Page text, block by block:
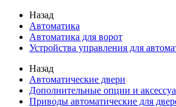
Назад
Автоматика
Автоматика для ворот
Устройства управления для
Назад
Автоматические двери
Дополнительные опции и
Приводы автоматические для